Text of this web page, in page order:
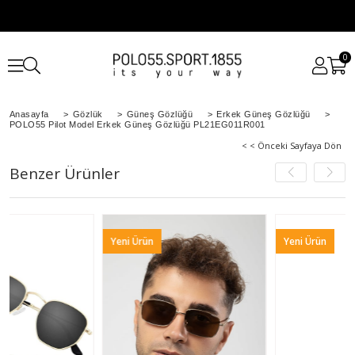
0
Anasayfa > Gözlük > Güneş Gözlüğü > Erkek Güneş Gözlüğü
>
POLO55 Pilot Model Erkek Güneş Gözlüğü PL21EG011R001
< < Önceki Sayfaya Dön
Benzer Ürünler
Yeni Ürün Yeni Ürün